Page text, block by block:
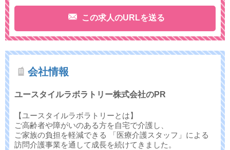
この求人のURLを送る
会社情報
ユースタイルラボラトリー株式会社のPR
【ユースタイルラボラトリーとは】
ご高齢者や障がいのある方を自宅で介護し、
ご家族の負担を軽減できる 「医療介護スタッフ」による
訪問介護事業を通して成長を続けてきました。